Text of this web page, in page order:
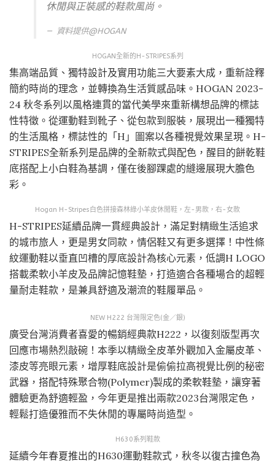
休閒與正裝感的鞋款風尚。
資料提供@HOGAN
HOGAN全新的H-STRIPES系列
集高端品質、獨特設計及實用功能三大要素大成，重新詮釋
簡約時尚的理念，並轉換為生活質感品味。HOGAN 2023-
24 秋冬系列以風格連貫的當代美學來重新構想品牌的標誌
性特徵。從運動鞋到靴子、從包款到服裝，展現出一種獨特
的生活風格，標誌性的「H」圖案以各種視覺效果呈現。H-
STRIPES全新系列是品牌的全新款式與配色，醒目的餅乾鞋
底搭配上小白鞋為基調，僅在後腳踝處的縫邊展現大膽色
彩。
Hogan H-Stripes白色拼接森林綠小羊皮休閒鞋，左-男款，右-女款
H-STRIPES延續品牌一貫經典設計，滿足對精緻生活追求
的城市旅人，更是男女同款，情侶鞋又有更多選擇！中性條
紋運動鞋以垂直凹槽的厚底設計為核心元素，低調H LOGO
搭載柔軟小羊皮及品牌記憶鞋墊，打造適合各種場合的超輕
量耐走鞋款，是兼具舒適及潮流的鞋履單品。
NEW H222 台灣限定色(金／銀)
廣受台灣消費者喜愛的暢銷經典款H222，以復刻版型再次
回應市場熱烈敲碗！本季以精緻全皮革外觀加入金屬皮革、
漆皮等亮眼元素，增厚鞋底設計是偷偷拉高視覺比例的秘密
武器，搭配特殊聚合物(Polymer)製成的柔軟鞋墊，讓穿著
體驗更為舒適輕盈，今年更是推出兩款2023台灣限定色，
輕鬆打造優雅而不失休閒的專屬時尚造型。
H630系列鞋款
延續今年春夏推出的H630運動鞋款式，秋冬以復古撞色為